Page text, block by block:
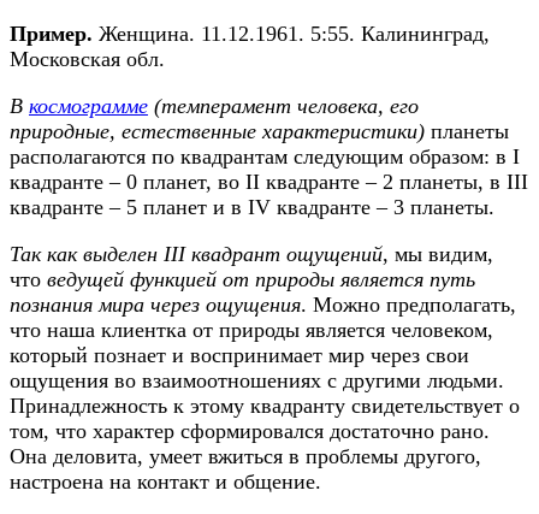
Пример. Женщина. 11.12.1961. 5:55. Калининград,
Московская обл.
В космограмме (темперамент человека, его
природные, естественные характеристики) планеты
располагаются по квадрантам следующим образом: в I
квадранте – 0 планет, во II квадранте – 2 планеты, в III
квадранте – 5 планет и в IV квадранте – 3 планеты.
Так как выделен III квадрант ощущений, мы видим,
что ведущей функцией от природы является путь
познания мира через ощущения. Можно предполагать,
что наша клиентка от природы является человеком,
который познает и воспринимает мир через свои
ощущения во взаимоотношениях с другими людьми.
Принадлежность к этому квадранту свидетельствует о
том, что характер сформировался достаточно рано.
Она деловита, умеет вжиться в проблемы другого,
настроена на контакт и общение.